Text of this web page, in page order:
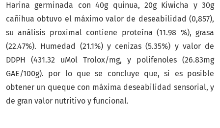
Harina germinada con 40g quinua, 20g Kiwicha y 30g
cañihua obtuvo el máximo valor de deseabilidad (0,857),
su análisis proximal contiene proteína (11.98 %), grasa
(22.47%). Humedad (21.1%) y cenizas (5.35%) y valor de
DDPH (431.32 uMol Trolox/mg, y polifenoles (26.83mg
GAE/100g). por lo que se concluye que, si es posible
obtener un queque con máxima deseabilidad sensorial, y
de gran valor nutritivo y funcional.